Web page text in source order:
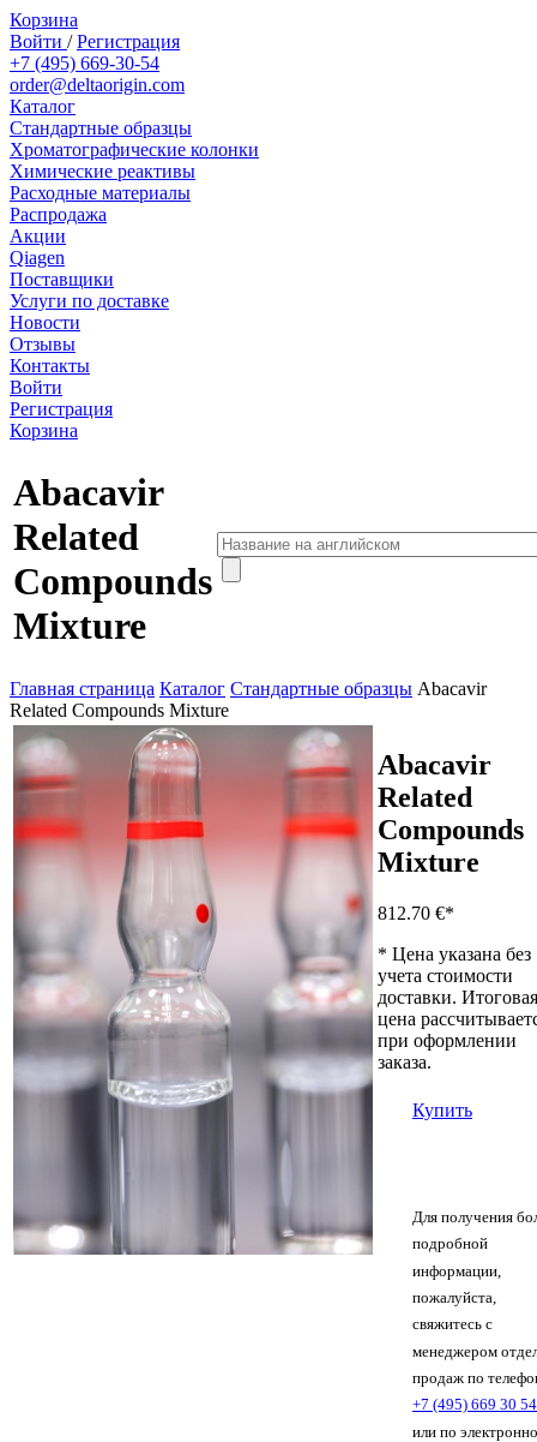
Корзина
Войти /Регистрация
+7 (495) 669-30-54
order@deltaorigin.com
Каталог
Стандартные образцы
Хроматографические колонки
Химические реактивы
Расходные материалы
Распродажа
Акции
Qiagen
Поставщики
Услуги по доставке
Новости
Отзывы
Контакты
Войти
Регистрация
Корзина
Abacavir
Related
Compounds
Mixture
Главная страница Каталог Стандартные образцы Abacavir
Related Compounds Mixture
Abacavir
Related
Compounds
Mixture
812.70 €*
* Цена указана без
учета стоимости
доставки. Итоговая
цена
при оформлении
заказа.
Купить
Для получения
подробной
информации,
пожалуйста,
свяжитесь с
менеджером
продаж по
+7 (495) 669 30 54
или по